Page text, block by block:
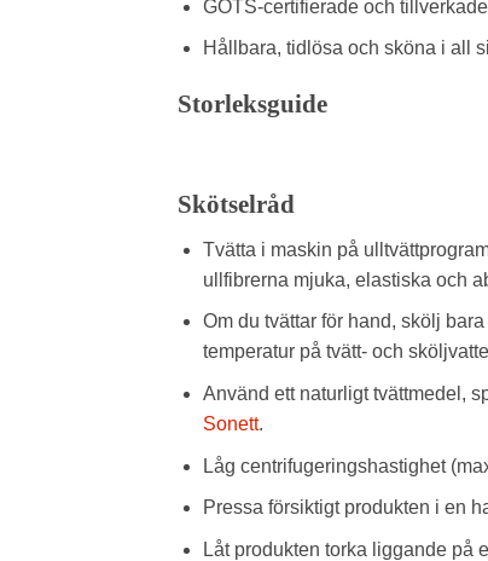
GOTS-certifierade och
Hållbara, tidlösa och sköna i all
Storleksguide
Skötselråd
Tvätta i maskin på
ullfibrerna mjuka, elastiska och
Om du tvättar för hand, skölj
temperatur på tvätt- och
Använd ett naturligt tvättmedel,
Sonett.
Låg centrifugeringshastighet
Pressa försiktigt produkten i en
Låt produkten torka liggande på